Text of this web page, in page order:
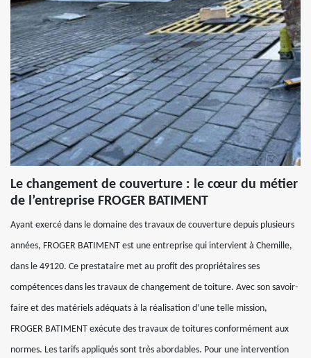
Le changement de couverture : le cœur du métier
de l’entreprise FROGER BATIMENT
Ayant exercé dans le domaine des travaux de couverture depuis plusieurs
années, FROGER BATIMENT est une entreprise qui intervient à Chemille,
dans le 49120. Ce prestataire met au profit des propriétaires ses
compétences dans les travaux de changement de toiture. Avec son savoir-
faire et des matériels adéquats à la réalisation d’une telle mission,
FROGER BATIMENT exécute des travaux de toitures conformément aux
normes. Les tarifs appliqués sont très abordables. Pour une intervention